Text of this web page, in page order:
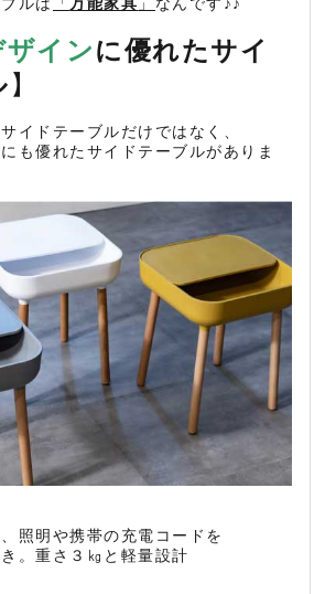
ルは 「万能家具 」 なんです♪♪
ザインに優れたサイ
】
イドテーブルだけではなく、
も優れたサイドテーブルがありま
照明や携帯の充電コードを
。重さ３㎏と軽量設計